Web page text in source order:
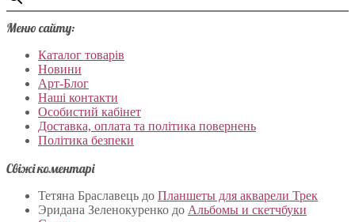
Меню сайту:
Каталог товарів
Новини
Арт-Блог
Наші контакти
Особистий кабінет
Доставка, оплата та політика повернень
Політика безпеки
Свіжі коментарі
Тетяна Браславець до Планшеты для акварели Трек
Эридана Зеленокуренко до Альбомы и скетчбуки